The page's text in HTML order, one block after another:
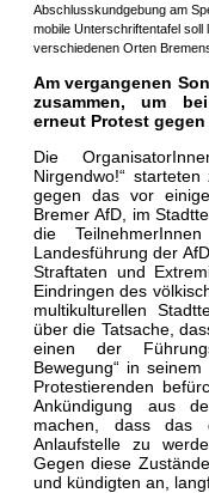
Abschlusskundgebung am
mobile Unterschriftentafel soll
verschiedenen Orten
Am vergangenen
zusammen, um
erneut Protest
Die
Nirgendwo!“
gegen das vor
Bremer AfD, im
die
Landesführung der
Straftaten und
Eindringen des
multikulturellen
über die Tatsache,
einen der
Bewegung“ in
Protestierenden
Ankündigung aus
machen, dass das
Anlaufstelle zu
Gegen diese
und kündigten an,